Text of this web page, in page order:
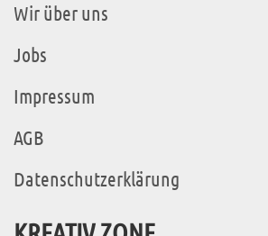
Wir über uns
Jobs
Impressum
AGB
Datenschutzerklärung